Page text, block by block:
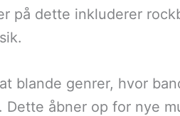
på dette inkluderer
blande genrer, hvor
åbner op for nye